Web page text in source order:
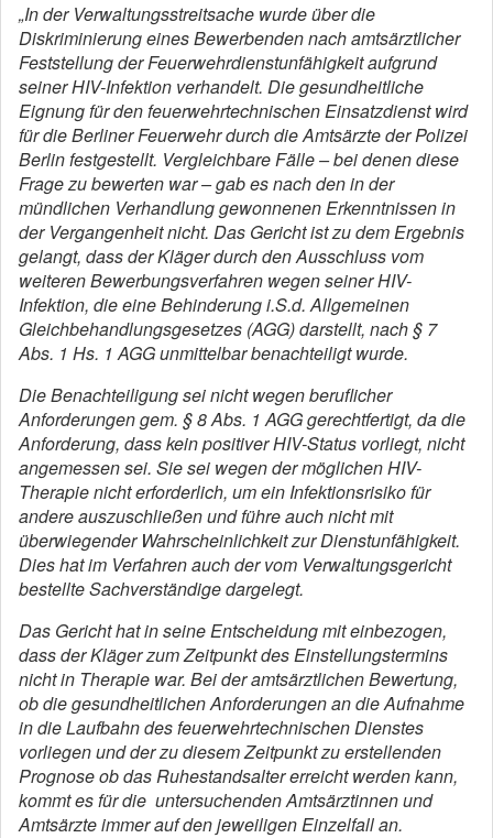
„In der Verwaltungsstreitsache wurde über die
Diskriminierung eines Bewerbenden nach amtsärztlicher
Feststellung der Feuerwehrdienstunfähigkeit aufgrund
seiner HIV-Infektion verhandelt. Die gesundheitliche
Eignung für den feuerwehrtechnischen Einsatzdienst wird
für die Berliner Feuerwehr durch die Amtsärzte der Polizei
Berlin festgestellt. Vergleichbare Fälle – bei denen diese
Frage zu bewerten war – gab es nach den in der
mündlichen Verhandlung gewonnenen Erkenntnissen in
der Vergangenheit nicht. Das Gericht ist zu dem Ergebnis
gelangt, dass der Kläger durch den Ausschluss vom
weiteren Bewerbungsverfahren wegen seiner HIV-
Infektion, die eine Behinderung i.S.d. Allgemeinen
Gleichbehandlungsgesetzes (AGG) darstellt, nach § 7
Abs. 1 Hs. 1 AGG unmittelbar benachteiligt wurde.
Die Benachteiligung sei nicht wegen beruflicher
Anforderungen gem. § 8 Abs. 1 AGG gerechtfertigt, da die
Anforderung, dass kein positiver HIV-Status vorliegt, nicht
angemessen sei. Sie sei wegen der möglichen HIV-
Therapie nicht erforderlich, um ein Infektionsrisiko für
andere auszuschließen und führe auch nicht mit
überwiegender Wahrscheinlichkeit zur Dienstunfähigkeit.
Dies hat im Verfahren auch der vom Verwaltungsgericht
bestellte Sachverständige dargelegt.
Das Gericht hat in seine Entscheidung mit einbezogen,
dass der Kläger zum Zeitpunkt des Einstellungstermins
nicht in Therapie war. Bei der amtsärztlichen Bewertung,
ob die gesundheitlichen Anforderungen an die Aufnahme
in die Laufbahn des feuerwehrtechnischen Dienstes
vorliegen und der zu diesem Zeitpunkt zu erstellenden
Prognose ob das Ruhestandsalter erreicht werden kann,
kommt es für die untersuchenden Amtsärztinnen und
Amtsärzte immer auf den jeweiligen Einzelfall an.